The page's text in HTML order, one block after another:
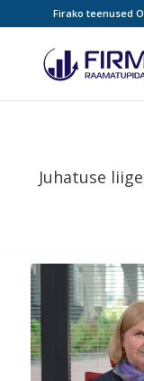
Firako teenused
Juhatuse